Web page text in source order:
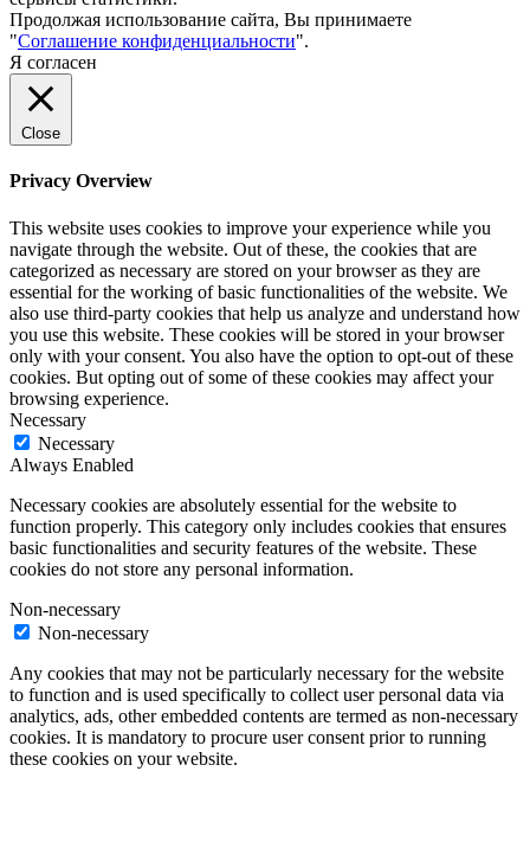
Продолжая использование сайта, Вы принимаете
"Соглашение конфиденциальности".
Я согласен
Close
Privacy Overview
This website uses cookies to improve your experience while you
navigate through the website. Out of these, the cookies that are
categorized as necessary are stored on your browser as they are
essential for the working of basic functionalities of the website. We
also use third-party cookies that help us analyze and understand how
you use this website. These cookies will be stored in your browser
only with your consent. You also have the option to opt-out of these
cookies. But opting out of some of these cookies may affect your
browsing experience.
Necessary
Necessary
Always Enabled
Necessary cookies are absolutely essential for the website to
function properly. This category only includes cookies that ensures
basic functionalities and security features of the website. These
cookies do not store any personal information.
Non-necessary
Non-necessary
Any cookies that may not be particularly necessary for the website
to function and is used specifically to collect user personal data via
analytics, ads, other embedded contents are termed as non-necessary
cookies. It is mandatory to procure user consent prior to running
these cookies on your website.